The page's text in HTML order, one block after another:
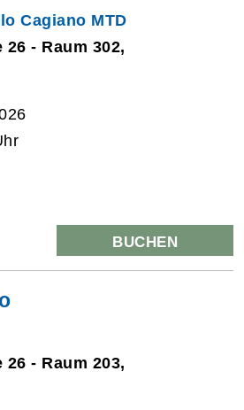
Cagiano MTD
- Raum 302,
BUCHEN
- Raum 203,